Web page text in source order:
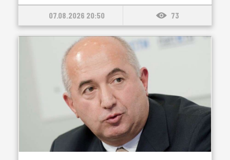
07.08.2026 20:50 73